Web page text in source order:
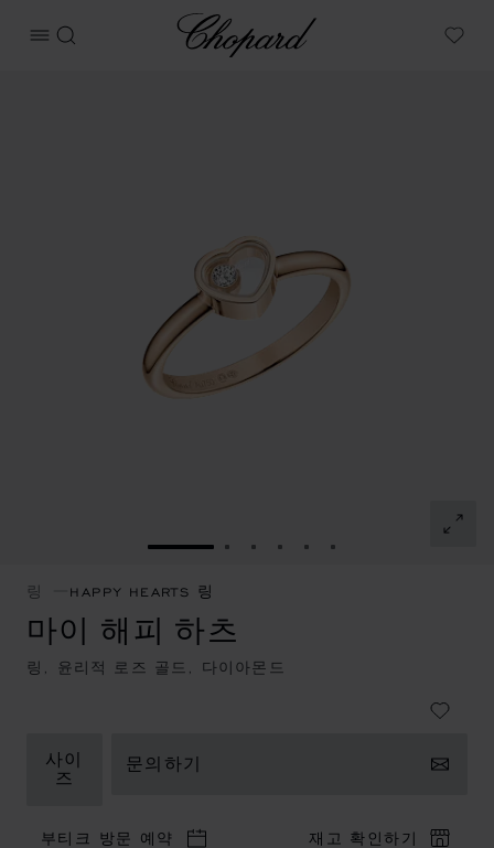
메뉴 열기
검색
Chopard
My
슬라이드로 이동 1
슬라이드로 이동 2
슬라이드로 이동 3
슬라이드로 이동 4
슬라이드로 이동 5
슬라이드로 이동
링 HAPPY HEARTS 링
마이 해피 하츠
링, 윤리적 로즈 골드, 다이아몬드
사이
즈
문의하기
부티크 방문 예약 재고 확인하기